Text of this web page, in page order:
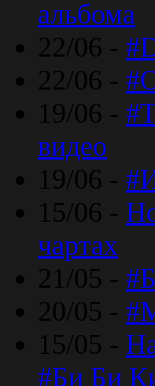
альбома
22/06 -
22/06 -
19/06 -
видео
19/06 -
15/06 -
чартах
21/05 -
20/05 -
15/05 -
#Би Би